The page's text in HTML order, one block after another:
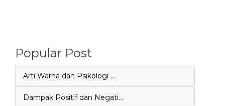
Popular Post
Arti Warna dan Psikologi …
Dampak Positif dan Negati…